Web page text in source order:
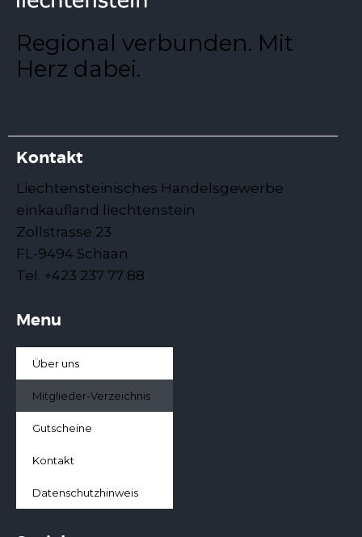
Regional verbunden. Mit
Herz dabei.
Kontakt
Liechtensteinisches Handelsgewerbe
einkaufland liechtenstein
Zollstrasse 23
FL-9494 Schaan
Tel. +423 237 77 88
Menu
Über uns
Mitglieder-Verzeichnis
Gutscheine
Kontakt
Datenschutzhinweis